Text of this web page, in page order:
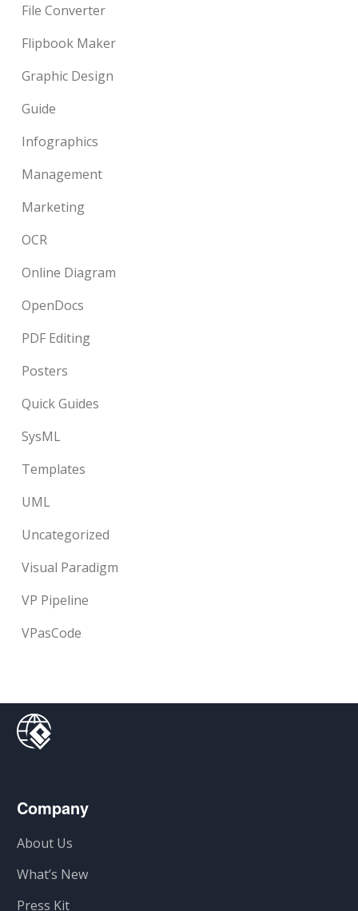
File Converter
Flipbook Maker
Graphic Design
Guide
Infographics
Management
Marketing
OCR
Online Diagram
OpenDocs
PDF Editing
Posters
Quick Guides
SysML
Templates
UML
Uncategorized
Visual Paradigm
VP Pipeline
VPasCode
Company
About Us
What’s New
Press Kit